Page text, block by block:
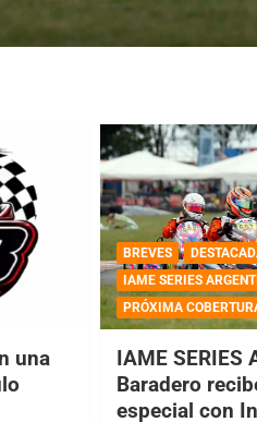
una
BREVES
IAME SERIES
PRÓXIMA
IAME SERIES
Baradero
especial con